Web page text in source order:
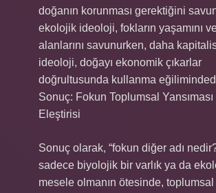
doğanın korunması gerektiğini
ekolojik ideoloji, fokların yaşamını
alanlarını savunurken, daha
ideoloji, doğayı ekonomik çıkarlar
doğrultusunda kullanma
Sonuç: Fokun Toplumsal Yansıması
Eleştirisi
Sonuç olarak, “fokun diğer adı
sadece biyolojik bir varlık ya da
mesele olmanın ötesinde,